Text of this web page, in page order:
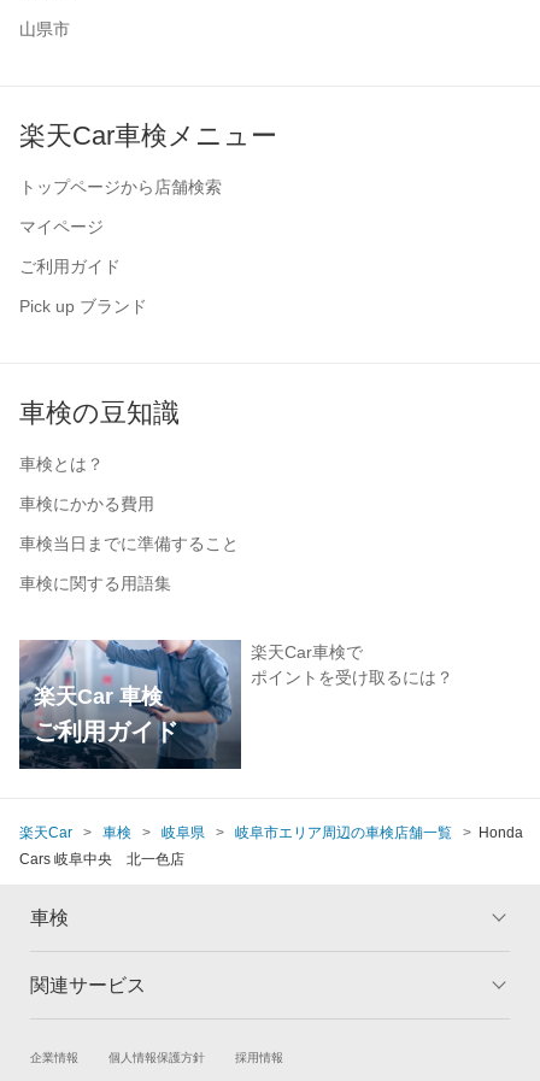
山県市
楽天Car車検メニュー
トップページから店舗検索
マイページ
ご利用ガイド
Pick up ブランド
車検の豆知識
車検とは？
車検にかかる費用
車検当日までに準備すること
車検に関する用語集
楽天Car 車検
ご利用ガイド
楽天Car車検で
ポイントを受け取るには？
楽天Car 車検 岐阜県 岐阜市エリア周辺の車検店舗一覧
Honda
Cars 岐阜中央 北一色店
車検
トップ
車検の基礎知識 キャンペーン一覧
関連サービス
試乗・商談 新車購入
企業情報 個人情報保護方針 採用情報